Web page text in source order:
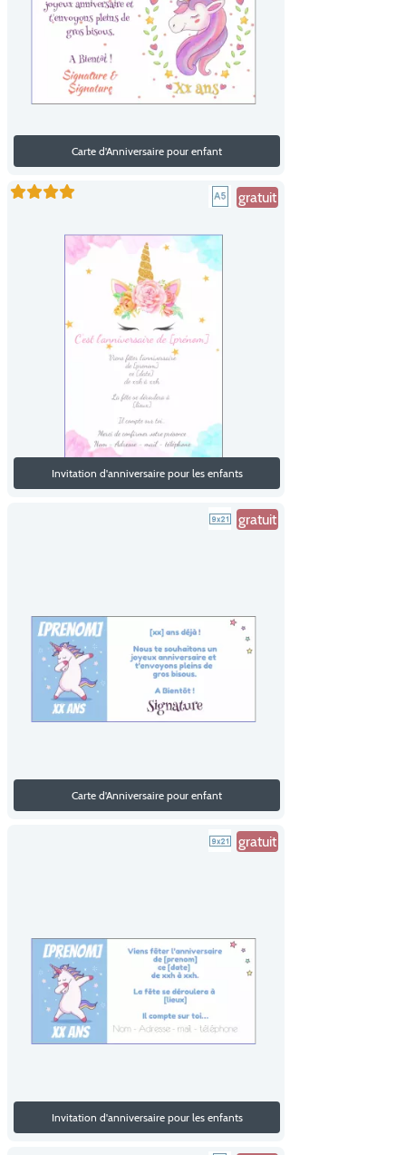
Carte d'Anniversaire pour enfant
gratuit
Invitation d'anniversaire pour les enfants
gratuit
Carte d'Anniversaire pour enfant
gratuit
Invitation d'anniversaire pour les enfants